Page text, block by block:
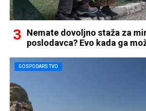
Nemate dovoljno staža za
poslodavca? Evo kada ga
GOSPODARSTVO